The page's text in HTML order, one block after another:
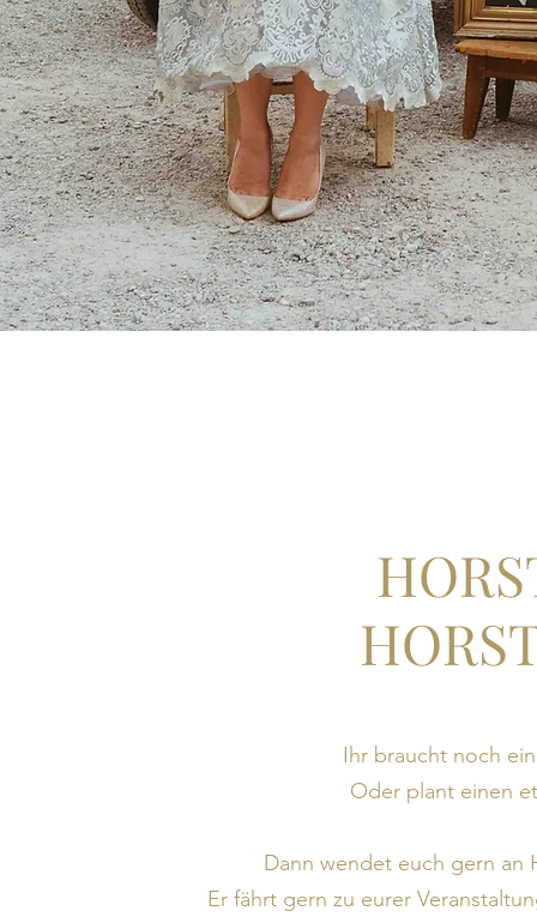
Ihr braucht noch
Oder plant einen
Dann wendet euch gern an
Er fährt gern zu eurer